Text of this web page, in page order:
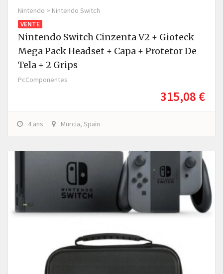
Nintendo > Nintendo Switch
VENTE
Nintendo Switch Cinzenta V2 + Gioteck
Mega Pack Headset + Capa + Protetor De
Tela + 2 Grips
PcComponentes
315,08 €
4 ans Murcia, Spain